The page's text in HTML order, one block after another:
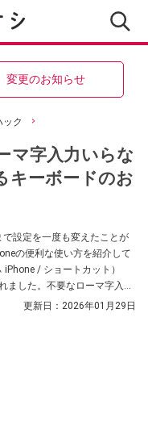
変更のお知らせ
ック
マ字入力いらな
キーボードのお
設定を一度も変えたことが
の便利な使い方を紹介して
/ ショートカット）
ました。不要なローマ字入力
く解説！ 気になる方は、動
更新日： 2026年01月29日